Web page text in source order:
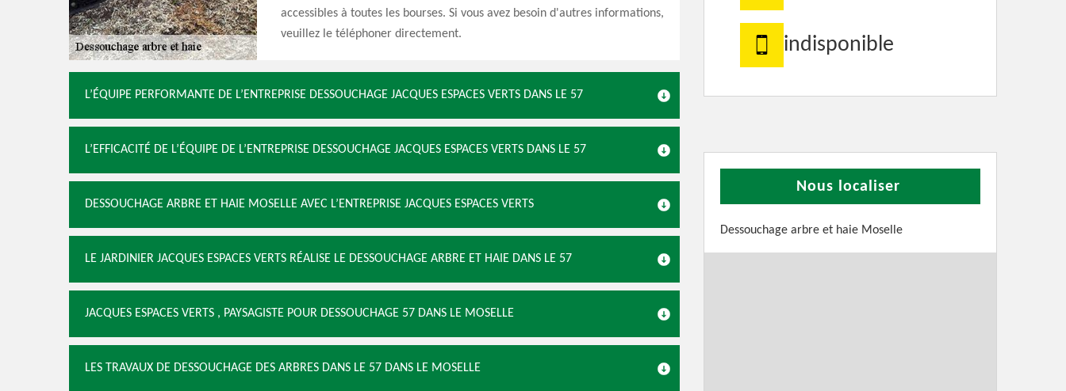
accessibles à toutes les bourses. Si vous avez besoin d'autres informations,
veuillez le téléphoner directement.
L’ÉQUIPE PERFORMANTE DE L’ENTREPRISE DESSOUCHAGE JACQUES ESPACES VERTS DANS LE 57
L’EFFICACITÉ DE L’ÉQUIPE DE L’ENTREPRISE DESSOUCHAGE JACQUES ESPACES VERTS DANS LE 57
DESSOUCHAGE ARBRE ET HAIE MOSELLE AVEC L’ENTREPRISE JACQUES ESPACES VERTS
LE JARDINIER JACQUES ESPACES VERTS RÉALISE LE DESSOUCHAGE ARBRE ET HAIE DANS LE 57
JACQUES ESPACES VERTS , PAYSAGISTE POUR DESSOUCHAGE 57 DANS LE MOSELLE
LES TRAVAUX DE DESSOUCHAGE DES ARBRES DANS LE 57 DANS LE MOSELLE
indisponible
Nous localiser
Dessouchage arbre et haie Moselle